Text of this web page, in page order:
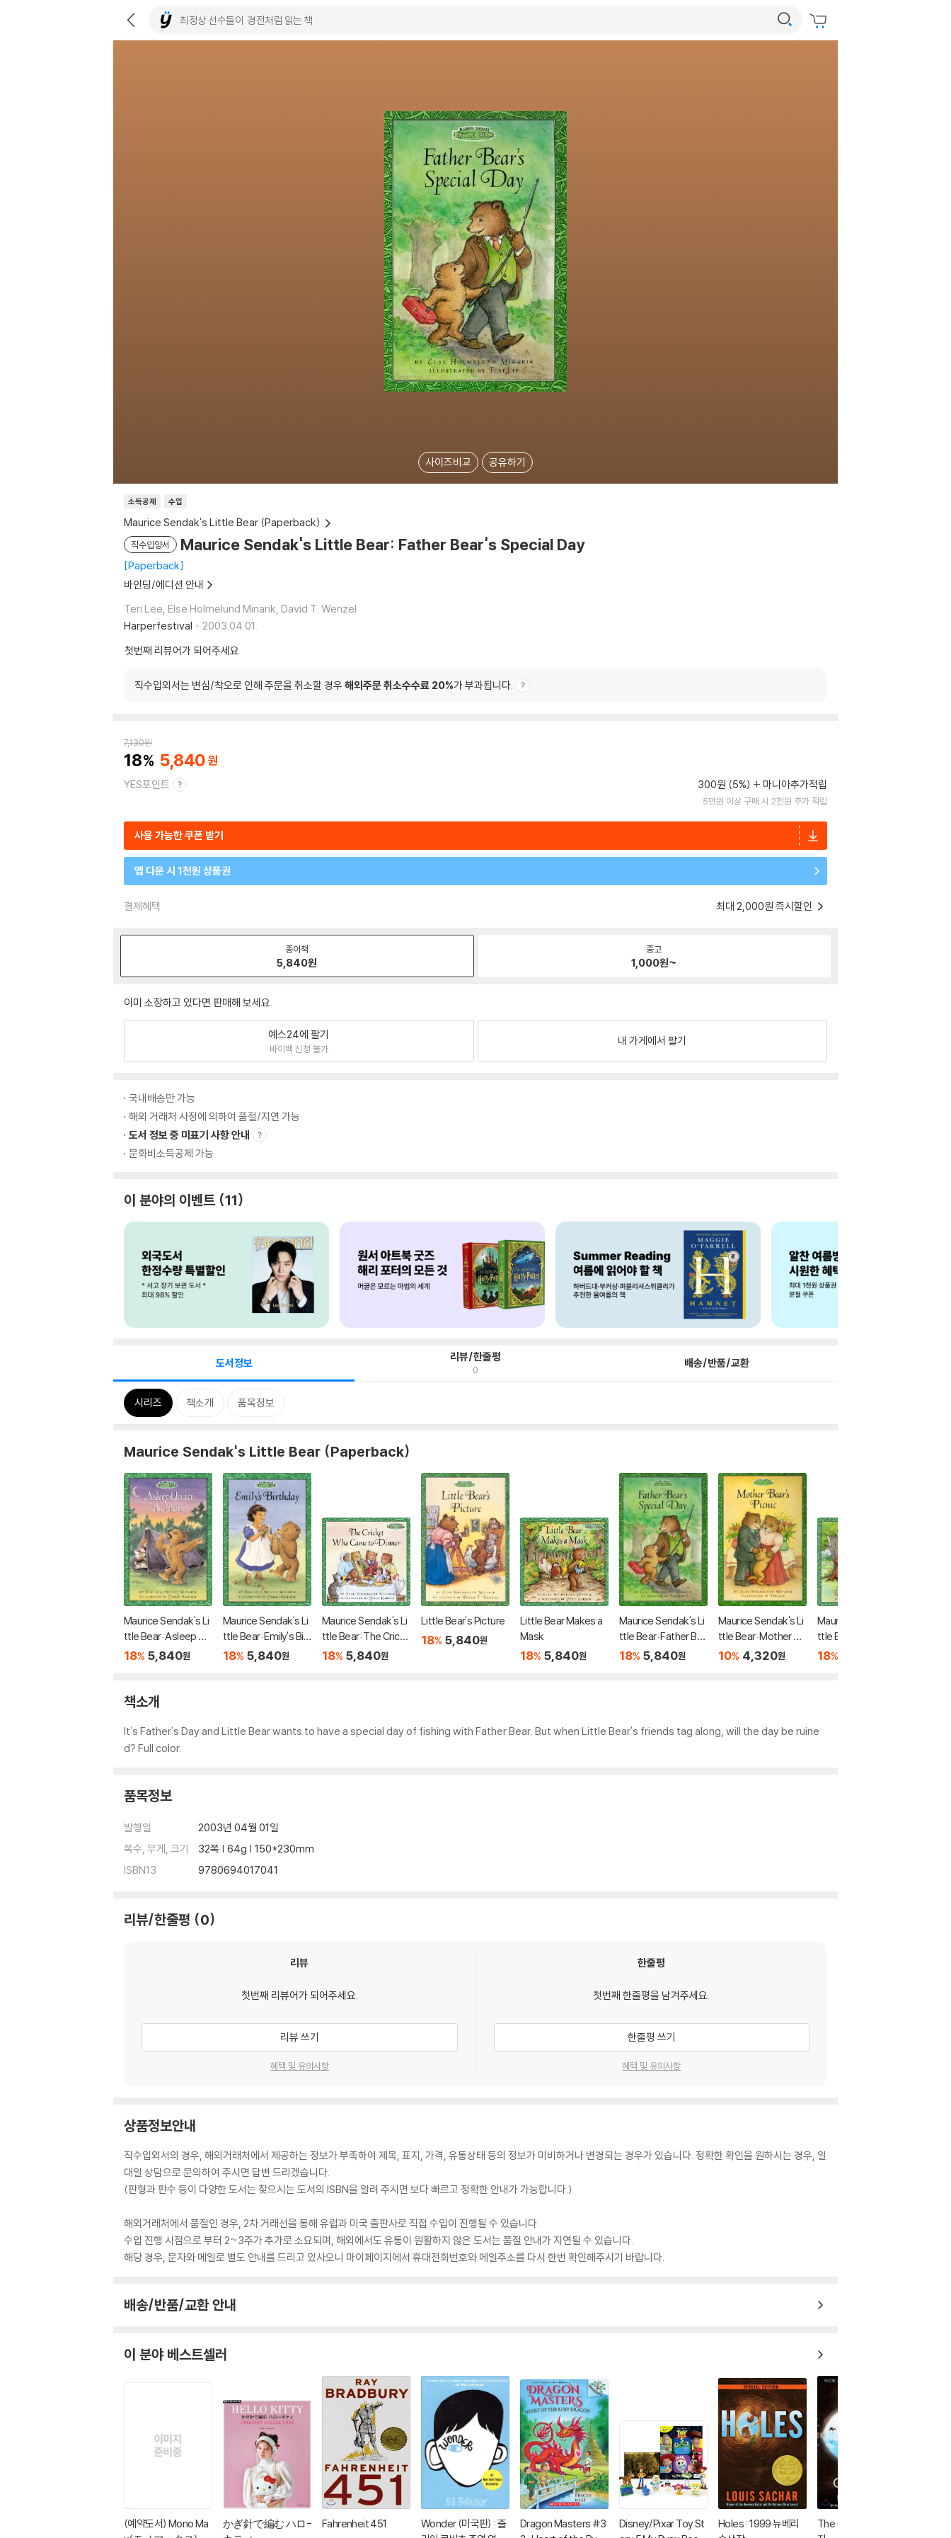
사이즈비교 공유하기
소득공제 수입
Maurice Sendak's Little Bear (Paperback)
직수입양서 Maurice Sendak's Little Bear: Father Bear's Special Day
Paperback
바인딩/에디션 안내
Teri Lee, Else Holmelund Minarik, David T. Wenzel
Harperfestival
2003.04.01.
첫번째 리뷰어가 되어주세요
직수입외서는 변심/착오로 인해 주문을 취소할 경우 해외주문 취소수수료 20%가 부과됩니다.
7,130원
18 5,840
YES포인트 300원 (5%) 마니아추가적립
5만원 이상 구매 시 2천원 추가 적립
사용 가능한 쿠폰 받기
앱 다운 시 1천원 상품권
결제혜택 최대 2,000원 즉시할인
종이책
5,840원
중고
1,000원~
이미 소장하고 있다면 판매해 보세요.
예스24에 팔기
바이백 신청 불가
내 가게에서 팔기
국내배송만 가능
해외 거래처 사정에 의하여 품절/지연 가능
도서 정보 중 미표기 사항 안내
문화비소득공제 가능
이 분야의 이벤트 11
도서정보 리뷰/한줄평
0 배송/반품/교환
시리즈 책소개 품목정보
Maurice Sendak's Little Bear (Paperback)
Maurice Sendak's Li
ttle Bear: Asleep Un
der the Stars
18% 5,840원
Maurice Sendak's Li
ttle Bear: Emily's Birt
hday
18% 5,840원
Maurice Sendak's Li
ttle Bear: The Crick
et Who Came to Din
18% 5,840원
Little Bear's Picture
18% 5,840원
Little Bear Makes a
Mask
18% 5,840원
Maurice Sendak's Li
ttle Bear: Father Be
ar's Special Day
18% 5,840원
Maurice Sendak's Li
ttle Bear: Mother Be
ar's Picnic
10% 4,320원
Maurice Sendak's Li
ttle Bear: April Fool
s!
18%
책소개
It's Father's Day and Little Bear wants to have a special day of fishing with Father Bear. But when Little Bear's friends tag along, will the day be ruine
d? Full color.
품목정보
발행일
2003년 04월 01일
쪽수, 무게, 크기
32쪽 | 64g | 150*230mm
ISBN13
9780694017041
리뷰/한줄평 0
리뷰
첫번째 리뷰어가 되어주세요.
리뷰 쓰기
혜택 및 유의사항
한줄평
첫번째 한줄평을 남겨주세요.
한줄평 쓰기
혜택 및 유의사항
상품정보안내
직수입외서의 경우, 해외거래처에서 제공하는 정보가 부족하여 제목, 표지, 가격, 유통상태 등의 정보가 미비하거나 변경되는 경우가 있습니다. 정확한 확인을 원하시는 경우, 일
대일 상담으로 문의하여 주시면 답변 드리겠습니다.
(판형과 판수 등이 다양한 도서는 찾으시는 도서의 ISBN을 알려 주시면 보다 빠르고 정확한 안내가 가능합니다.)
해외거래처에서 품절인 경우, 2차 거래선을 통해 유럽과 미국 출판사로 직접 수입이 진행될 수 있습니다.
수입 진행 시점으로 부터 2~3주가 추가로 소요되며, 해외에서도 유통이 원활하지 않은 도서는 품절 안내가 지연될 수 있습니다.
해당 경우, 문자와 메일로 별도 안내를 드리고 있사오니 마이페이지에서 휴대전화번호와 메일주소를 다시 한번 확인해주시기 바랍니다.
배송/반품/교환 안내
이 분야 베스트셀러
(예약도서) Mono Ma
かぎ針で編む ハロ-
Fahrenheit 451
Wonder (미국판) : 줄
Dragon Masters #3
Disney/Pixar Toy St
Holes : 1999 뉴베리
The Giver 기억 전달